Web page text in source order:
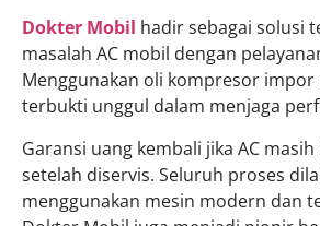
Dokter Mobil hadir sebagai solusi
masalah AC mobil dengan
Menggunakan oli kompresor impor
terbukti unggul dalam menjaga
Garansi uang kembali jika AC
setelah diservis. Seluruh proses
menggunakan mesin modern dan